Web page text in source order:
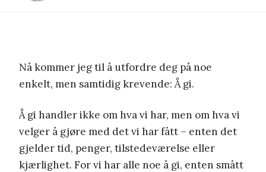
Nå kommer jeg til å utfordre deg på noe
enkelt, men samtidig krevende: Å gi.
Å gi handler ikke om hva vi har, men om hva vi
velger å gjøre med det vi har fått – enten det
gjelder tid, penger, tilstedeværelse eller
kjærlighet. For vi har alle noe å gi, enten smått